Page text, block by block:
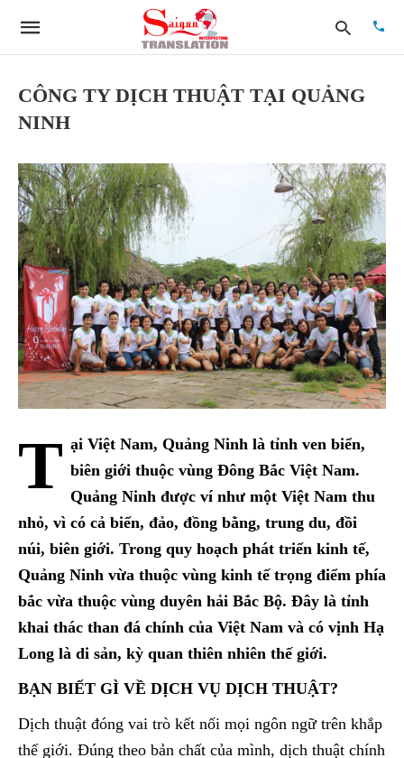
query
and
hit
CÔNG TY DỊCH THUẬT TẠI QUẢNG
NINH
T ại Việt Nam, Quảng Ninh là tỉnh ven biển,
biên giới thuộc vùng Đông Bắc Việt Nam.
Quảng Ninh được ví như một Việt Nam thu
nhỏ, vì có cả biển, đảo, đồng bằng, trung du, đồi
núi, biên giới. Trong quy hoạch phát triển kinh tế,
Quảng Ninh vừa thuộc vùng kinh tế trọng điểm phía
bắc vừa thuộc vùng duyên hải Bắc Bộ. Đây là tỉnh
khai thác than đá chính của Việt Nam và có vịnh Hạ
Long là di sản, kỳ quan thiên nhiên thế giới.
BẠN BIẾT GÌ VỀ DỊCH VỤ DỊCH THUẬT?
Dịch thuật đóng vai trò kết nối mọi ngôn ngữ trên khắp
thế giới. Đúng theo bản chất của mình, dịch thuật chính